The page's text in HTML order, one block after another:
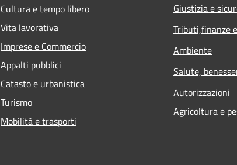
Cultura e tempo libero
Vita lavorativa
Imprese e Commercio
Appalti pubblici
Catasto e urbanistica
Turismo
Mobilità e trasporti
Giustizia e
Tributi,finanze
Ambiente
Salute,
Autorizzazioni
Agricoltura e